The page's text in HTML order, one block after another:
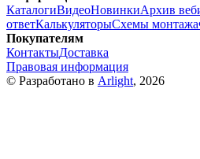
КаталогиВидеоНовинкиАрхив
ответКалькуляторыСхемы монтажа
Покупателям
КонтактыДоставка
Правовая информация
© Разработано в Arlight, 2026